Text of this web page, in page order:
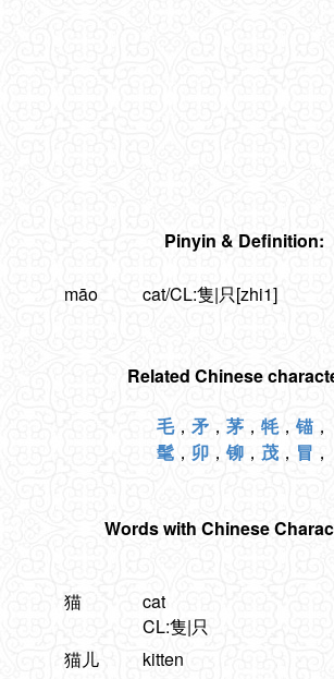
Pinyin & Definition:
māo cat/CL:隻|只[zhi1]
Related Chinese
毛， 矛 ， 茅 ， 牦， 锚 ，
髦 ， 卯 ，铆 ， 茂 ， 冒 ，
Words with Chinese
猫
cat
CL:隻|只
猫儿
kitten